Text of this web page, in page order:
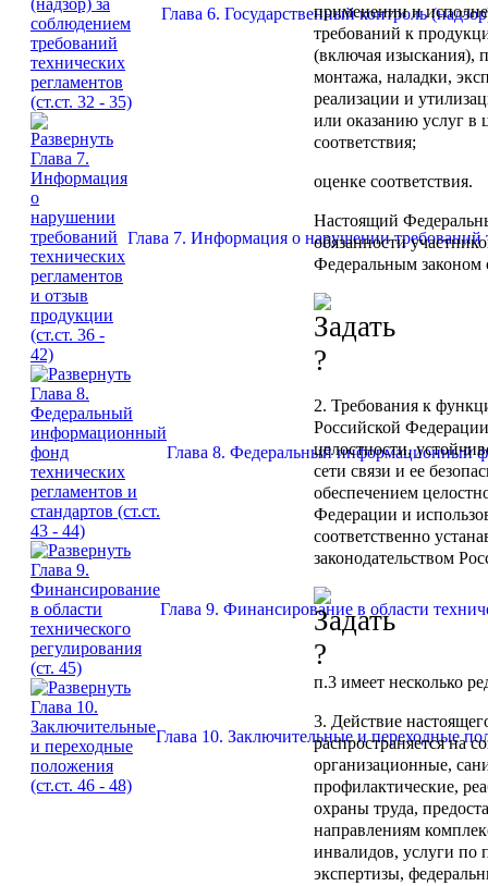
Глава 6. Государственный контроль
Глава 7. Информация о нарушении требований
Глава 8. Федеральный информационный
Глава 9. Финансирование в области
Глава 10. Заключительные и переходные
применении и
требований к
(включая изыскания),
монтажа, наладки,
реализации и
или оказанию услуг в
соответствия;
оценке соответствия.
Настоящий
обязанности
Федеральным
2. Требования к
Российской
целостности,
сети связи и ее
обеспечением
Федерации и
соответственно
законодательством
п.3 имеет несколько
3. Действие
распространяется на
организационные,
профилактические,
охраны труда,
направлениям
инвалидов, услуги по
экспертизы,